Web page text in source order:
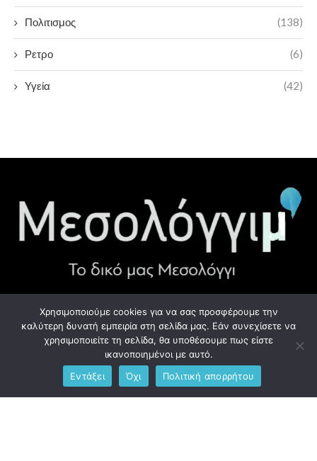
Πολιτισμος (138)
Ρετρο (6)
Υγεία (42)
ΧΡΉΣΙΜΑ LINK
Προσωπικά Δεδομένα - GDPR
Ανδρέου Λόντου 1, Μεσολόγγι 302 00
Χρησιμοποιούμε cookies για να σας προσφέρουμε την
καλύτερη δυνατή εμπειρία στη σελίδα μας. Εάν συνεχίσετε να
χρησιμοποιείτε τη σελίδα, θα υποθέσουμε πως είστε
ικανοποιημένοι με αυτό.
Εντάξει
Όχι Πολιτική απορρήτου